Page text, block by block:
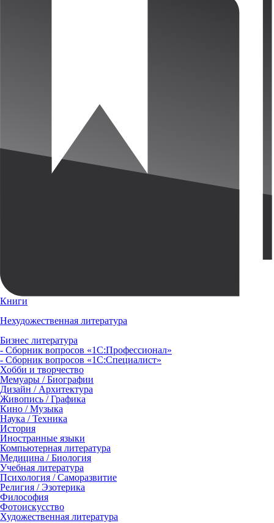
Книги
Нехудожественная литература
Бизнес литература
- Сборник вопросов «1С:Профессионал»
- Сборник вопросов «1С:Специалист»
Хобби и творчество
Мемуары / Биографии
Дизайн / Архитектура
Живопись / Графика
Кино / Музыка
Наука / Техника
История
Иностранные языки
Компьютерная литература
Медицина / Биология
Учебная литература
Психология / Саморазвитие
Религия / Эзотерика
Философия
Фотоискусство
Художественная литература